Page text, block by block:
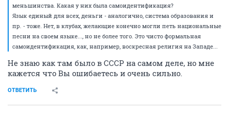
меньшинства. Какая у них была самоидентификация?
Язык единый для всех, деньги - аналогично, система образования и
пр. - тоже. Нет, в клубах, желающие конечно могли петь национальные
песни на своем языке..., но не более того. Это чисто формальная
самоидентификация, как, например, воскресная религия на Западе...
Не знаю как там было в СССР на самом деле, но мне
кажется что Вы ошибаетесь и очень сильно.
ОТВЕТИТЬ